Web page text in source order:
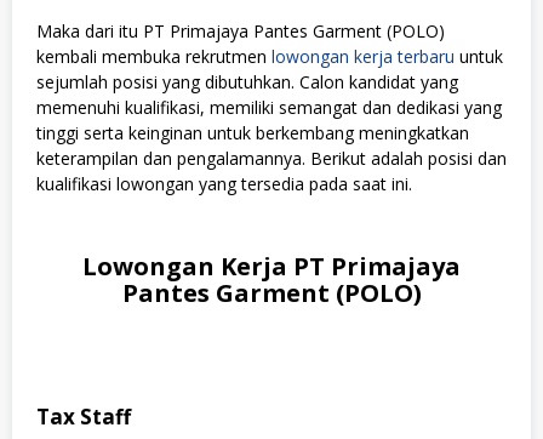
Maka dari itu PT Primajaya Pantes Garment (POLO)
kembali membuka rekrutmen lowongan kerja terbaru untuk
sejumlah posisi yang dibutuhkan. Calon kandidat yang
memenuhi kualifikasi, memiliki semangat dan dedikasi yang
tinggi serta keinginan untuk berkembang meningkatkan
keterampilan dan pengalamannya. Berikut adalah posisi dan
kualifikasi lowongan yang tersedia pada saat ini.
Lowongan Kerja PT Primajaya
Pantes Garment (POLO)
Tax Staff